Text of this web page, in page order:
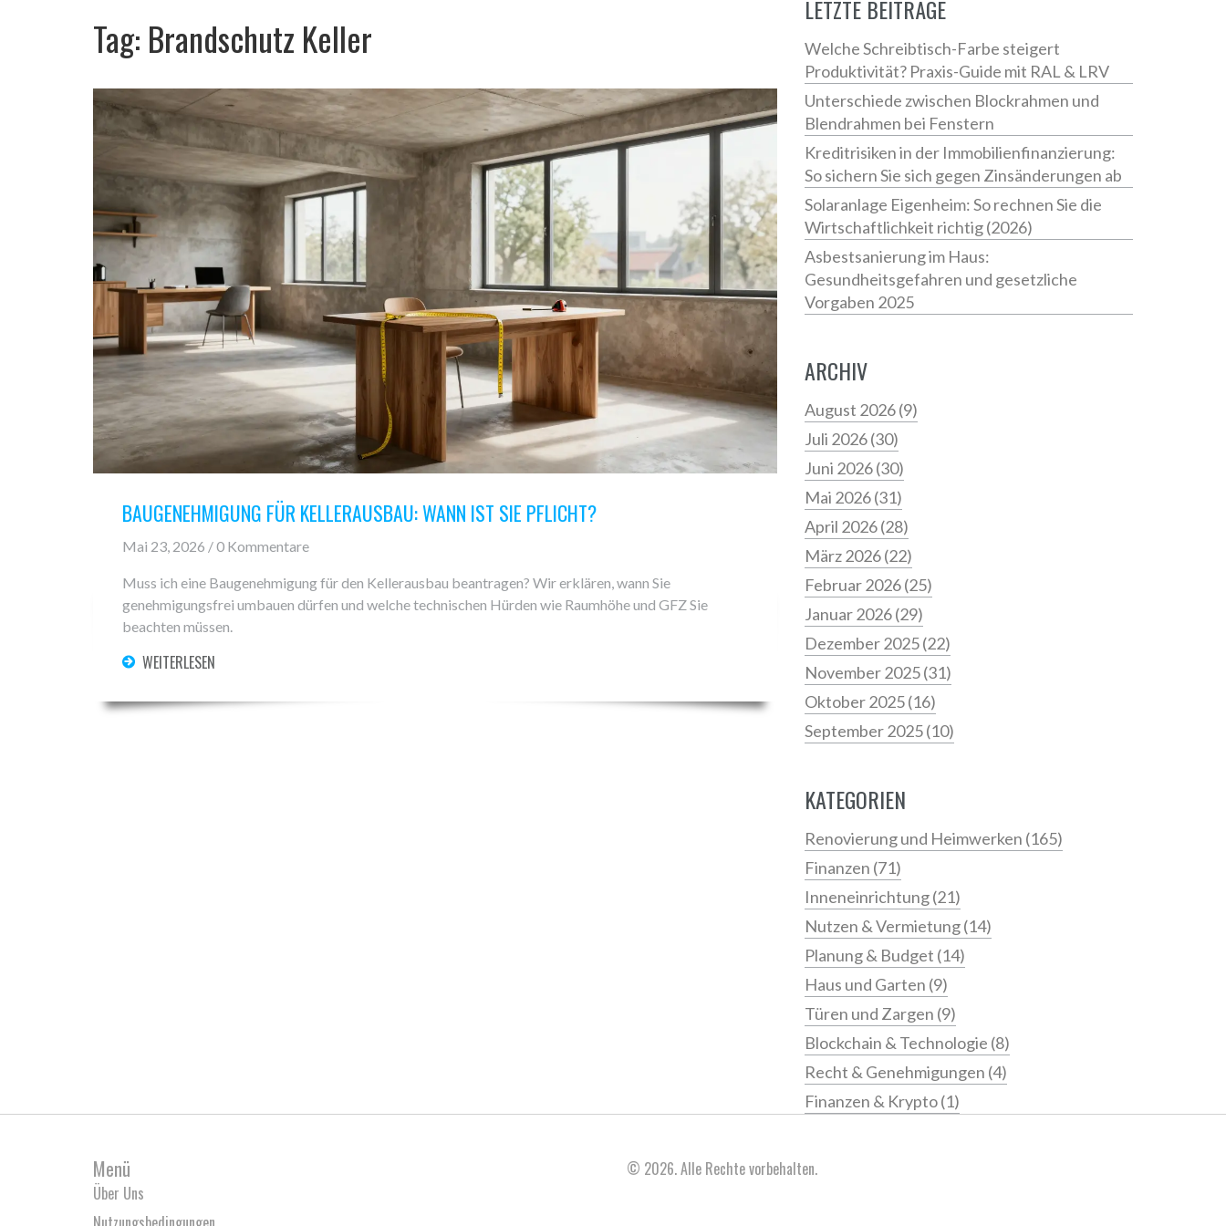
Tag: Brandschutz Keller
BAUGENEHMIGUNG FÜR KELLERAUSBAU: WANN IST SIE PFLICHT?
Mai 23, 2026 / 0 Kommentare
Muss ich eine Baugenehmigung für den Kellerausbau beantragen? Wir erklären, wann Sie
genehmigungsfrei umbauen dürfen und welche technischen Hürden wie Raumhöhe und GFZ Sie
beachten müssen.
WEITERLESEN
LETZTE BEITRÄGE
Welche Schreibtisch-Farbe steigert
Produktivität? Praxis-Guide mit RAL & LRV
Unterschiede zwischen Blockrahmen und
Blendrahmen bei Fenstern
Kreditrisiken in der Immobilienfinanzierung:
So sichern Sie sich gegen Zinsänderungen ab
Solaranlage Eigenheim: So rechnen Sie die
Wirtschaftlichkeit richtig (2026)
Asbestsanierung im Haus:
Gesundheitsgefahren und gesetzliche
Vorgaben 2025
ARCHIV
August 2026(9)
Juli 2026(30)
Juni 2026(30)
Mai 2026(31)
April 2026(28)
März 2026(22)
Februar 2026(25)
Januar 2026(29)
Dezember 2025(22)
November 2025(31)
Oktober 2025(16)
September 2025(10)
KATEGORIEN
Renovierung und Heimwerken (165)
Finanzen (71)
Inneneinrichtung(21)
Nutzen & Vermietung(14)
Planung & Budget (14)
Haus und Garten (9)
Türen und Zargen (9)
Blockchain & Technologie (8)
Recht & Genehmigungen (4)
Finanzen & Krypto(1)
Menü
Über Uns
© 2026. Alle Rechte vorbehalten.